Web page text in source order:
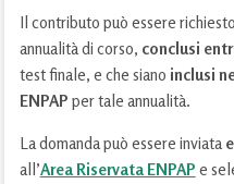
Il contributo può essere
annualità di corso, conclusi
test finale, e che siano inclusi
ENPAP per tale annualità.
La domanda può essere inviata
all’Area Riservata ENPAP e